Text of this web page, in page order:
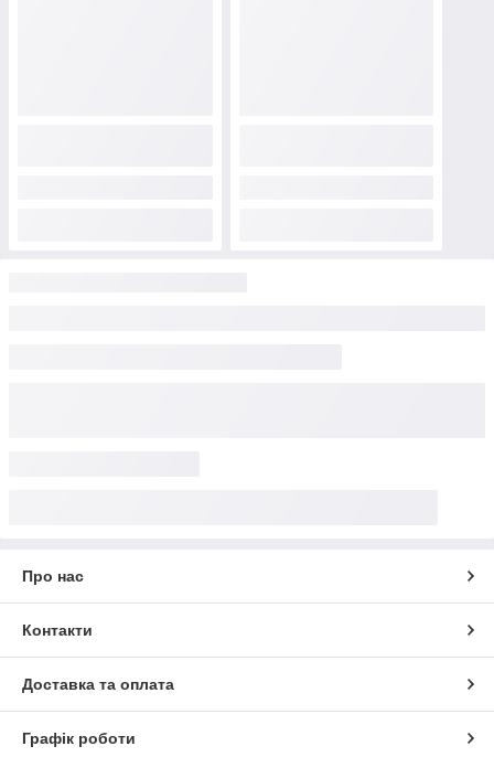
Про нас
Контакти
Доставка та оплата
Графік роботи